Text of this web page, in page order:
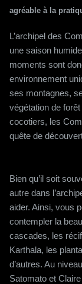
agréable à la
L’archipel des
une saison
moments sont
environnement
ses montagnes,
végétation de
cocotiers, les
quête de
Bien qu’il soit
autre dans
aider. Ainsi, vous
contempler la
cascades, les
Karthala, les
d’autres. Au
Satomato et